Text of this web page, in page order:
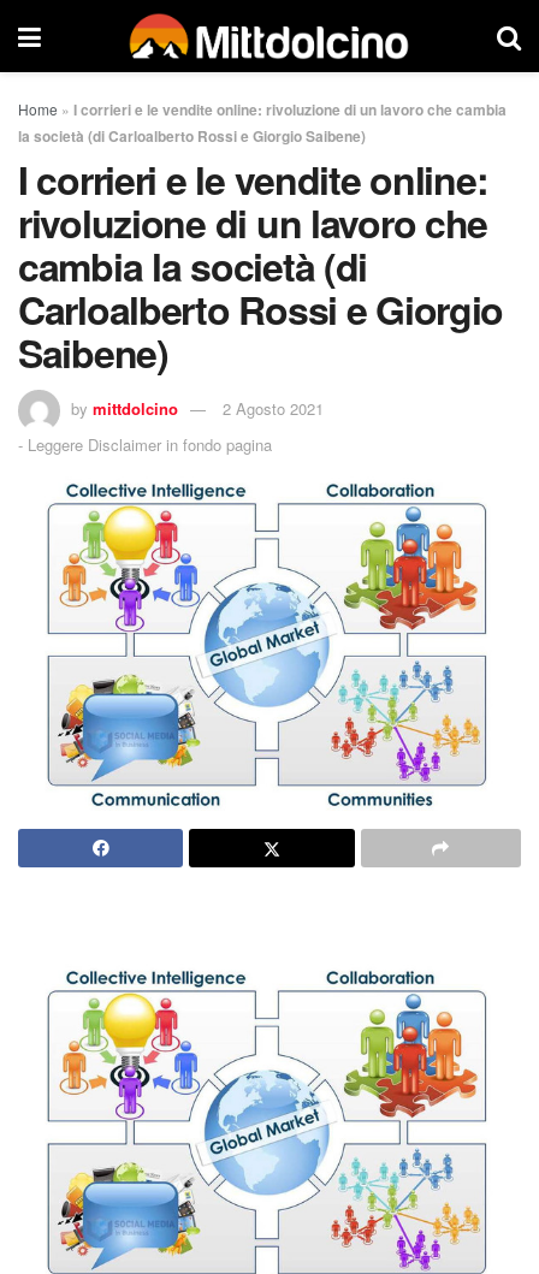
Home » I corrieri e le vendite online: rivoluzione di un lavoro che cambia
la società (di Carloalberto Rossi e Giorgio Saibene)
I corrieri e le vendite online:
rivoluzione di un lavoro che
cambia la società (di
Carloalberto Rossi e Giorgio
Saibene)
by mittdolcino
2 Agosto 2021
- Leggere Disclaimer in fondo pagina